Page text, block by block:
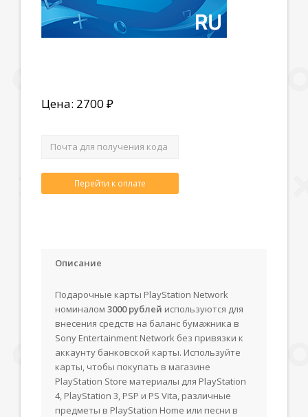
Цена: 2700 ₽
Перейти к оплате
Описание
Подарочные карты PlayStation Network
номиналом 3000 рублей используются для
внесения средств на баланс бумажника в
Sony Entertainment Network без привязки к
аккаунту банковской карты. Используйте
карты, чтобы покупать в магазине
PlayStation Store материалы для PlayStation
4, PlayStation 3, PSP и PS Vita, различные
предметы в PlayStation Home или песни в